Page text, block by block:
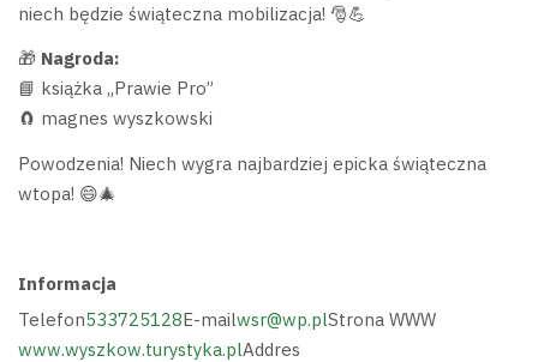
niech będzie świąteczna mobilizacja! 🎅💪
🎁 Nagroda:
📘 książka „Prawie Pro”
🧲 magnes wyszkowski
Powodzenia! Niech wygra najbardziej epicka świąteczna
wtopa! 😄🎄
Informacja
Telefon533725128E-mailwsr@wp.plStrona WWW
www.wyszkow.turystyka.plAddres